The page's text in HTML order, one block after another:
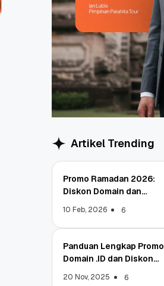
Artikel Trending
Promo Ramadan 2026:
Diskon Domain dan
10 Feb, 2026 6
Panduan Lengkap Promo
Domain .ID dan Diskon
20 Nov, 2025 6